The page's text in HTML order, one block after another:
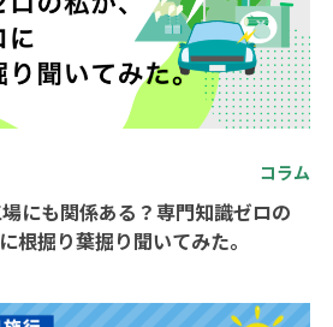
コラム
にも関係ある？専門知識ゼロの
根掘り葉掘り聞いてみた。